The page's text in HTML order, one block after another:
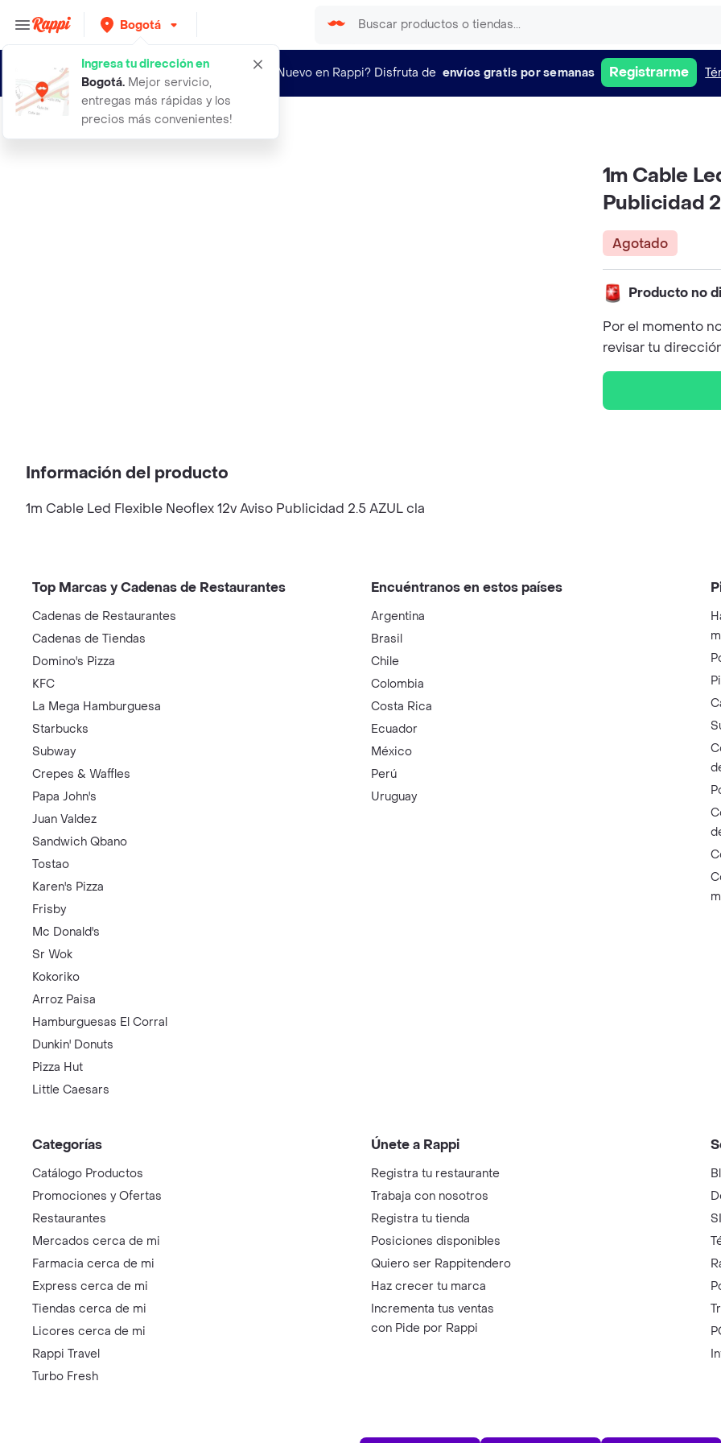
Bogotá
Ingresa tu dirección en
Bogotá. Mejor servicio,
entregas más rápidas y los
precios más convenientes!
¿Nuevo en Rappi? Disfruta de envíos gratis por semanas Registrarme
1m cable led flexible neoflex 12v a
1m Cable
Publicidad
Agotado
Producto no
Por el momento
revisar tu
Información del producto
1m Cable Led Flexible Neoflex 12v Aviso Publicidad 2.5 AZUL cla
Top Marcas y Cadenas de Restaurantes
Cadenas de Restaurantes
Cadenas de Tiendas
Domino's Pizza
KFC
La Mega Hamburguesa
Starbucks
Subway
Crepes & Waffles
Papa John's
Juan Valdez
Sandwich Qbano
Tostao
Karen's Pizza
Frisby
Mc Donald's
Sr Wok
Kokoriko
Arroz Paisa
Hamburguesas El Corral
Dunkin' Donuts
Pizza Hut
Little Caesars
Encuéntranos en estos países
Argentina
Brasil
Chile
Colombia
Costa Rica
Ecuador
México
Perú
Uruguay
Categorías
Catálogo Productos
Promociones y Ofertas
Restaurantes
Mercados cerca de mi
Farmacia cerca de mi
Express cerca de mi
Tiendas cerca de mi
Licores cerca de mi
Rappi Travel
Turbo Fresh
Únete a Rappi
Registra tu restaurante
Trabaja con nosotros
Registra tu tienda
Posiciones disponibles
Quiero ser Rappitendero
Haz crecer tu marca
Incrementa tus ventas
con Pide por Rappi